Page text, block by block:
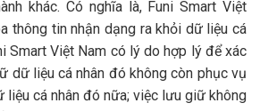
khác. Có nghĩa là, Funi Smart Việt
thông tin nhận dạng ra khỏi dữ liệu cá
Smart Việt Nam có lý do hợp lý để xác
dữ liệu cá nhân đó không còn phục vụ
liệu cá nhân đó nữa; việc lưu giữ không